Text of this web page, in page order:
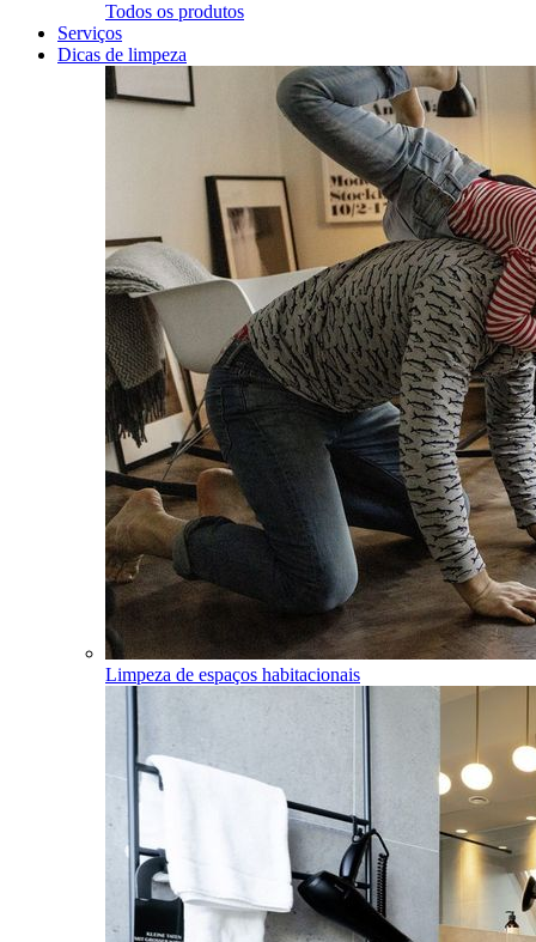
Todos os produtos
Serviços
Dicas de limpeza
Limpeza de espaços habitacionais